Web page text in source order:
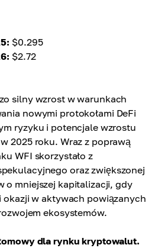
$0.295
$2.72
silny wzrost w warunkach
nowymi protokołami DeFi
ryzyku i potencjale wzrostu
2025 roku. Wraz z poprawą
WFI skorzystało z
oraz zwiększonej
o mniejszej kapitalizacji, gdy
w aktywach powiązanych
ekosystemów.
dla rynku kryptowalut.